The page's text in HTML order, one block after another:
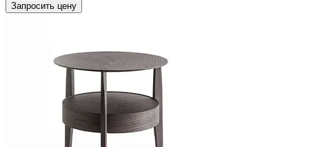
Запросить цену